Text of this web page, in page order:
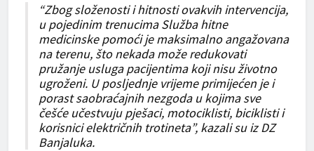
“Zbog složenosti i hitnosti ovakvih intervencija,
u pojedinim trenucima Služba hitne
medicinske pomoći je maksimalno angažovana
na terenu, što nekada može redukovati
pružanje usluga pacijentima koji nisu životno
ugroženi. U posljednje vrijeme primijećen je i
porast saobraćajnih nezgoda u kojima sve
češće učestvuju pješaci, motociklisti, biciklisti i
korisnici električnih trotineta”, kazali su iz DZ
Banjaluka.